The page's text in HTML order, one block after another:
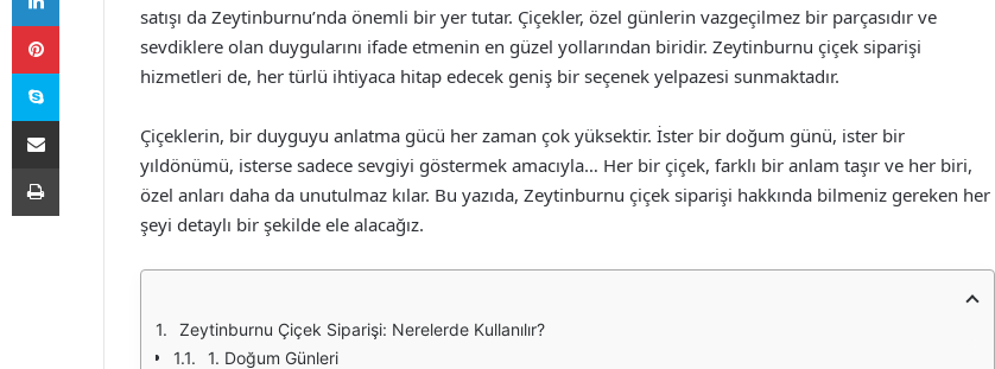
satışı da Zeytinburnu’nda önemli bir yer tutar. Çiçekler, özel günlerin vazgeçilmez bir parçasıdır ve
sevdiklere olan duygularını ifade etmenin en güzel yollarından biridir. Zeytinburnu çiçek siparişi
hizmetleri de, her türlü ihtiyaca hitap edecek geniş bir seçenek yelpazesi sunmaktadır.
Çiçeklerin, bir duyguyu anlatma gücü her zaman çok yüksektir. İster bir doğum günü, ister bir
yıldönümü, isterse sadece sevgiyi göstermek amacıyla… Her bir çiçek, farklı bir anlam taşır ve her biri,
özel anları daha da unutulmaz kılar. Bu yazıda, Zeytinburnu çiçek siparişi hakkında bilmeniz gereken her
şeyi detaylı bir şekilde ele alacağız.
Zeytinburnu Çiçek Siparişi: Nerelerde Kullanılır?
1. Doğum Günleri
Pinterest
Skype
E-Posta ile paylaş